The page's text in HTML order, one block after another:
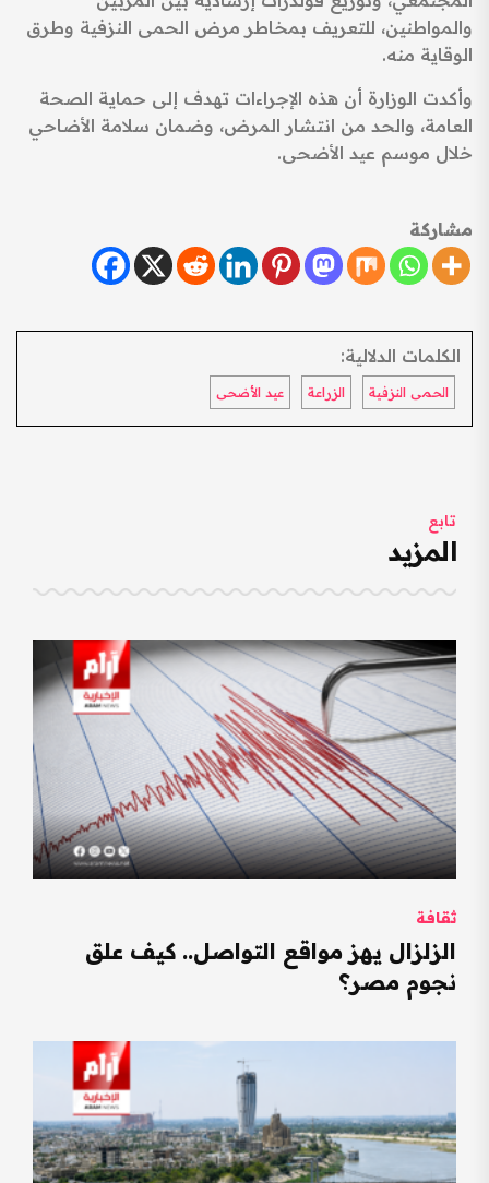
والمواطنين، للتعريف بمخاطر مرض الحمى النزفية وطرق
الوقاية منه.
وأكدت الوزارة أن هذه الإجراءات تهدف إلى حماية الصحة
العامة، والحد من انتشار المرض، وضمان سلامة الأضاحي
خلال موسم عيد الأضحى.
مشاركة
الكلمات الدلالية:
الحمى النزفية الزراعة عيد الأضحى
تابع
المزيد
ثقافة
الزلزال يهز مواقع التواصل.. كيف علق
نجوم مصر؟